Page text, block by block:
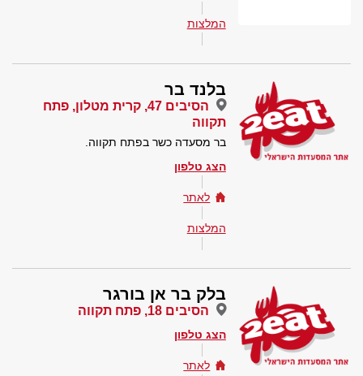
המלצות
בלנד בר
הסיבים 47, קרית מטלון, פתח
תקווה
בר מסעדה כשר בפתח תקווה.
הצג טלפון
לאתר
המלצות
בלק בר אן בורגר
הסיבים 18, פתח תקווה
הצג טלפון
לאתר